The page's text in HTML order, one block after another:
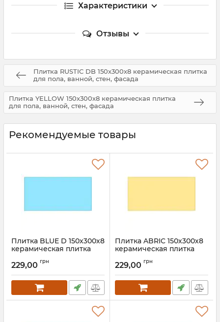
Характеристики
Отзывы
Плитка RUSTIC DB 150х300х8 керамическая плитка
для пола, ванной, стен, фасада
Плитка YELLOW 150х300х8 керамическая плитка
для пола, ванной, стен, фасада
Рекомендуемые товары
Плитка BLUE D 150х300х8
керамическая плитка
фасада
229,00 грн
Плитка ABRIC 150х300х8
керамическая плитка
фасада
229,00 грн